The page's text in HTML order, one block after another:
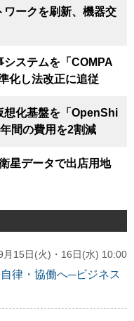
ークを刷新、機器交
ステムを「COMPA
化し法改正に追従
想化基盤を「OpenShi
間の費用を2割減
星データで出店用地
月15日(火)・16日(水) 10:00
律・協働へ─ビジネス